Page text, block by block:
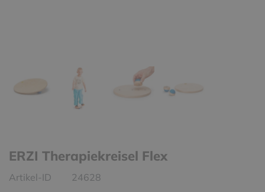
ERZI Therapiekreisel Flex
Artikel-ID 24628